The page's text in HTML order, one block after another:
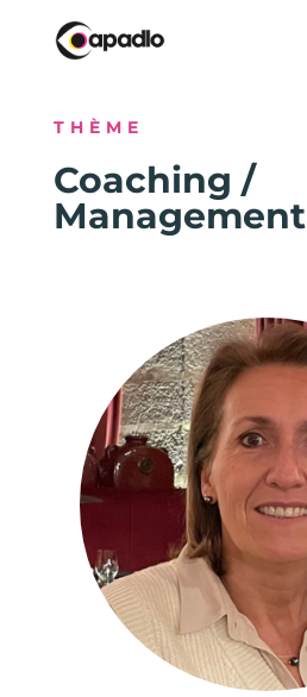
THÈME
Coaching /
Management